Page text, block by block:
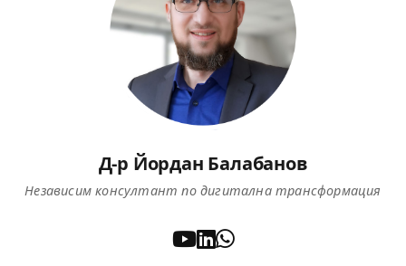
Д-р Йордан Балабанов
Независим консултант по дигитална трансформация